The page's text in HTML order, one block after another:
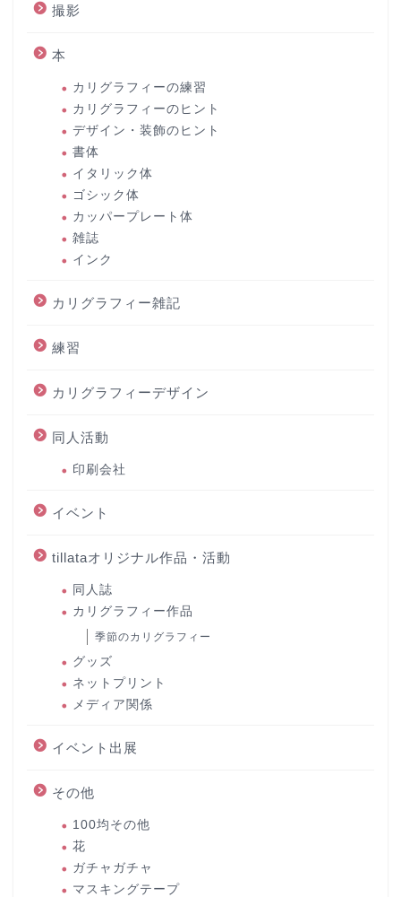
撮影
本
カリグラフィーの練習
カリグラフィーのヒント
デザイン・装飾のヒント
書体
イタリック体
ゴシック体
カッパープレート体
雑誌
インク
カリグラフィー雑記
練習
カリグラフィーデザイン
同人活動
印刷会社
イベント
tillataオリジナル作品・活動
同人誌
カリグラフィー作品
季節のカリグラフィー
グッズ
ネットプリント
メディア関係
イベント出展
その他
100均その他
花
ガチャガチャ
マスキングテープ